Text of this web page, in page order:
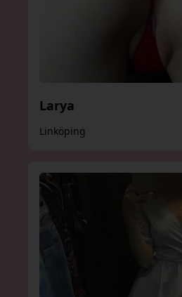
Larya
Linköping